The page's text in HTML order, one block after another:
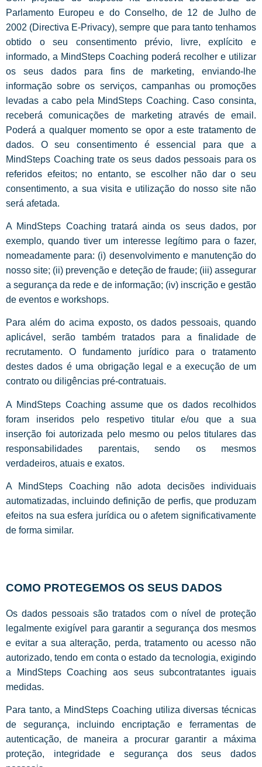
Parlamento Europeu e do Conselho, de 12 de Julho de
2002 (Directiva E-Privacy), sempre que para tanto tenhamos
obtido o seu consentimento prévio, livre, explícito e
informado, a MindSteps Coaching poderá recolher e utilizar
os seus dados para fins de marketing, enviando-lhe
informação sobre os serviços, campanhas ou promoções
levadas a cabo pela MindSteps Coaching. Caso consinta,
receberá comunicações de marketing através de email.
Poderá a qualquer momento se opor a este tratamento de
dados. O seu consentimento é essencial para que a
MindSteps Coaching trate os seus dados pessoais para os
referidos efeitos; no entanto, se escolher não dar o seu
consentimento, a sua visita e utilização do nosso site não
será afetada.
A MindSteps Coaching tratará ainda os seus dados, por
exemplo, quando tiver um interesse legítimo para o fazer,
nomeadamente para: (i) desenvolvimento e manutenção do
nosso site; (ii) prevenção e deteção de fraude; (iii) assegurar
a segurança da rede e de informação; (iv) inscrição e gestão
de eventos e workshops.
Para além do acima exposto, os dados pessoais, quando
aplicável, serão também tratados para a finalidade de
recrutamento. O fundamento jurídico para o tratamento
destes dados é uma obrigação legal e a execução de um
contrato ou diligências pré-contratuais.
A MindSteps Coaching assume que os dados recolhidos
foram inseridos pelo respetivo titular e/ou que a sua
inserção foi autorizada pelo mesmo ou pelos titulares das
responsabilidades parentais, sendo os mesmos
verdadeiros, atuais e exatos.
A MindSteps Coaching não adota decisões individuais
automatizadas, incluindo definição de perfis, que produzam
efeitos na sua esfera jurídica ou o afetem significativamente
de forma similar.
COMO PROTEGEMOS OS SEUS DADOS
Os dados pessoais são tratados com o nível de proteção
legalmente exigível para garantir a segurança dos mesmos
e evitar a sua alteração, perda, tratamento ou acesso não
autorizado, tendo em conta o estado da tecnologia, exigindo
a MindSteps Coaching aos seus subcontratantes iguais
medidas.
Para tanto, a MindSteps Coaching utiliza diversas técnicas
de segurança, incluindo encriptação e ferramentas de
autenticação, de maneira a procurar garantir a máxima
proteção, integridade e segurança dos seus dados